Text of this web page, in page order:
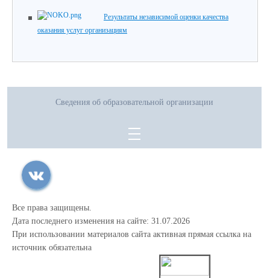
Результаты независимой оценки качества
оказания услуг организациям
Сведения об образовательной организации
Все права защищены.
Дата последнего изменения на сайте: 31.07.2026
При использовании материалов сайта активная прямая ссылка на
источник обязательна